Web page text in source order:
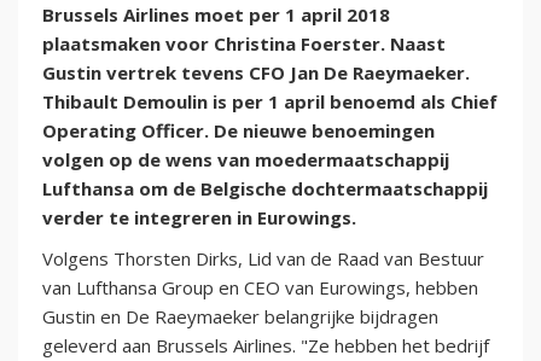
Brussels Airlines moet per 1 april 2018
plaatsmaken voor Christina Foerster. Naast
Gustin vertrek tevens CFO Jan De Raeymaeker.
Thibault Demoulin is per 1 april benoemd als Chief
Operating Officer. De nieuwe benoemingen
volgen op de wens van moedermaatschappij
Lufthansa om de Belgische dochtermaatschappij
verder te integreren in Eurowings.
Volgens Thorsten Dirks, Lid van de Raad van Bestuur
van Lufthansa Group en CEO van Eurowings, hebben
Gustin en De Raeymaeker belangrijke bijdragen
geleverd aan Brussels Airlines. "Ze hebben het bedrijf